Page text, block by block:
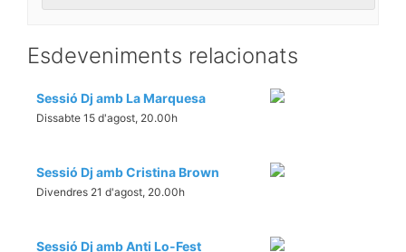
Esdeveniments relacionats
Sessió Dj amb La Marquesa
Dissabte 15 d'agost, 20.00h
Sessió Dj amb Cristina Brown
Divendres 21 d'agost, 20.00h
Sessió Dj amb Anti Lo-Fest